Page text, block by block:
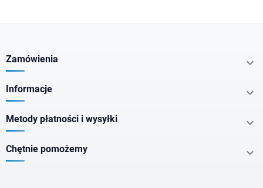
Zamówienia 
Informacje 
Metody płatności i wysyłki 
Chętnie pomożemy 